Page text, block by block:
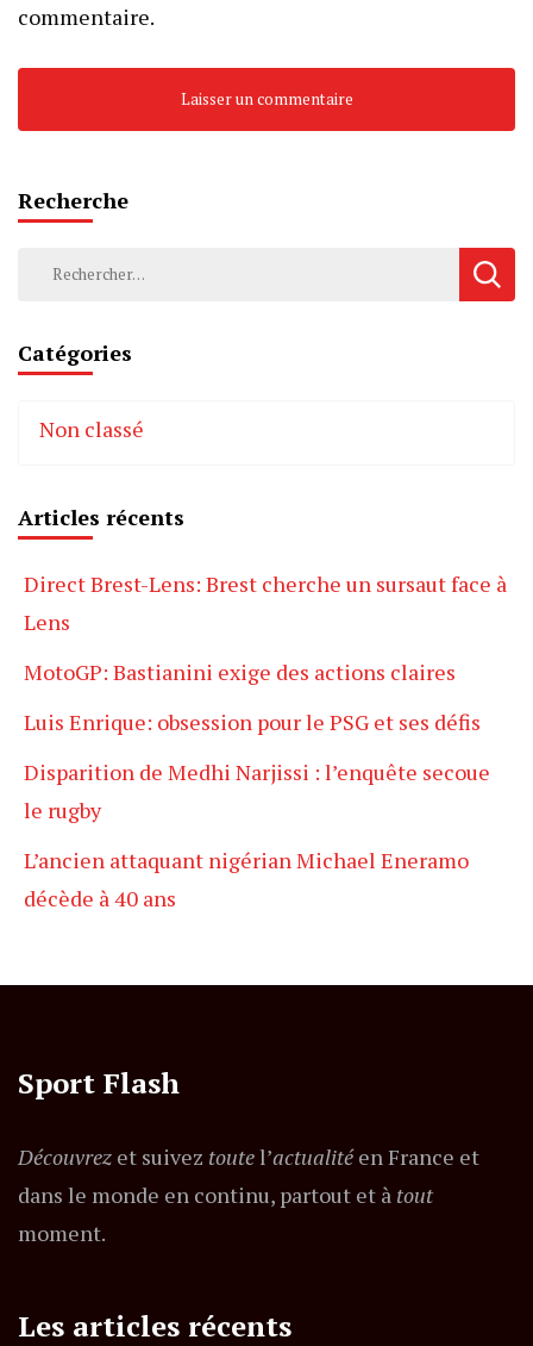
commentaire.
Recherche
Rechercher :
Catégories
Non classé
Articles récents
Direct Brest-Lens: Brest cherche un sursaut face à
Lens
MotoGP: Bastianini exige des actions claires
Luis Enrique: obsession pour le PSG et ses défis
Disparition de Medhi Narjissi : l’enquête secoue
le rugby
L’ancien attaquant nigérian Michael Eneramo
décède à 40 ans
Sport Flash
Découvrez et suivez toutel’actualitéen France et
dans le monde en continu, partout et à tout
moment.
Les articles récents